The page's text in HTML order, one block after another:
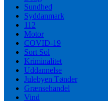
Sundhed
Syddanmark
112
Motor
COVID-19
Sort Sol
Kriminalitet
Uddannelse
Julebyen Tønder
Grænsehandel
Vind